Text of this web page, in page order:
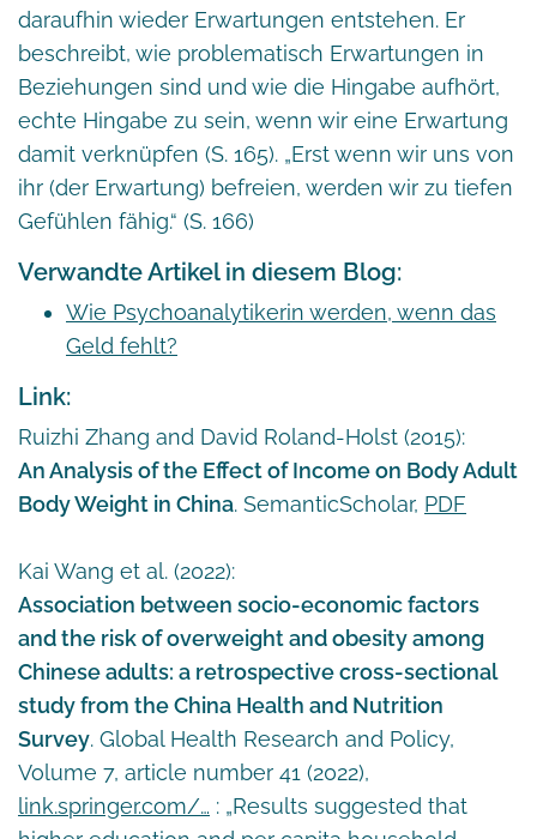
daraufhin wieder Erwartungen entstehen. Er
beschreibt, wie problematisch Erwartungen in
Beziehungen sind und wie die Hingabe aufhört,
echte Hingabe zu sein, wenn wir eine Erwartung
damit verknüpfen (S. 165). „Erst wenn wir uns von
ihr (der Erwartung) befreien, werden wir zu tiefen
Gefühlen fähig.“ (S. 166)
Verwandte Artikel in diesem Blog:
Wie Psychoanalytikerin werden, wenn das
Geld fehlt?
Link:
Ruizhi Zhang and David Roland-Holst (2015):
An Analysis of the Effect of Income on Body Adult
Body Weight in China. SemanticScholar, PDF
Kai Wang et al. (2022):
Association between socio-economic factors
and the risk of overweight and obesity among
Chinese adults: a retrospective cross-sectional
study from the China Health and Nutrition
Survey. Global Health Research and Policy,
Volume 7, article number 41 (2022),
link.springer.com/… : „Results suggested that